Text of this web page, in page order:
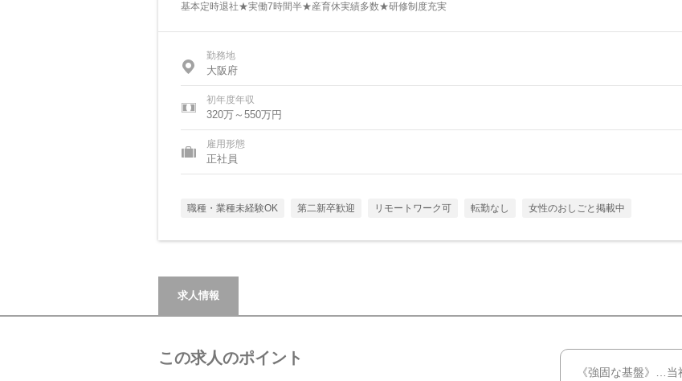
基本定時退社★実働7時間半★産育休実績多数★研修制度充実
勤務地
大阪府
初年度年収
320万～550万円
雇用形態
正社員
職種・業種未経験OK 第二新卒歓迎 リモートワーク可 転勤なし 女性のおしごと掲載中
求人情報
この求人のポイント
《強固な基盤》…